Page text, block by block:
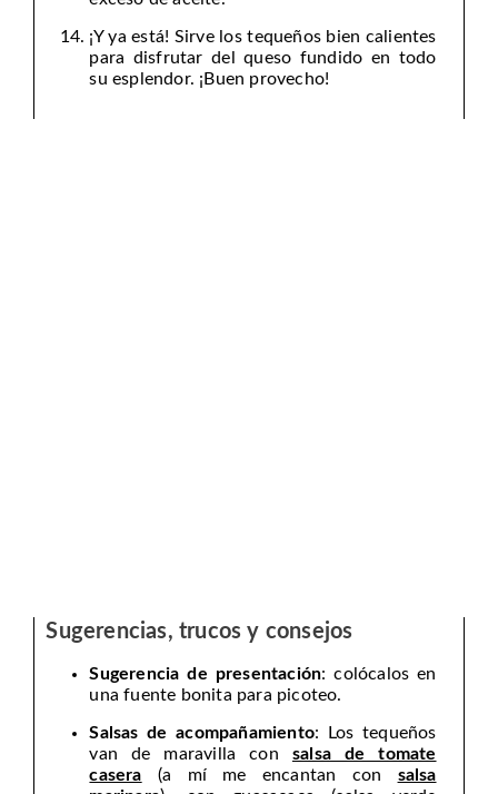
¡Y ya está! Sirve los tequeños bien calientes
para disfrutar del queso fundido en todo
su esplendor. ¡Buen provecho!
Sugerencias, trucos y consejos
Sugerencia de presentación: colócalos en
una fuente bonita para picoteo.
Salsas de acompañamiento: Los tequeños
van de maravilla con salsa de tomate
casera (a mí me encantan con salsa